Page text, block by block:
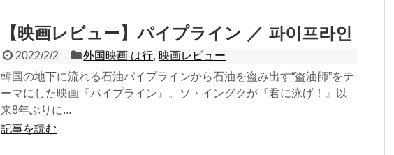
【映画レビュー】パイプライン ／ 파이프라인
2022/2/2 外国映画 は行, 映画レビュー
韓国の地下に流れる石油パイプラインから石油を盗み出す“盗油師”をテ
ーマにした映画『パイプライン』。ソ・イングクが『君に泳げ！』以
来8年ぶりに...
記事を読む